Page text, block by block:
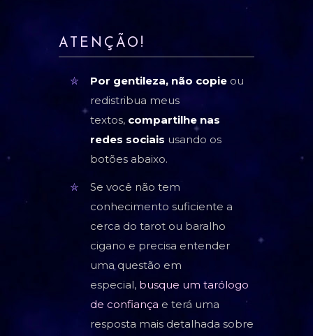
ATENÇÃO!
Por gentileza, não copie ou
redistribua meus
textos, compartilhe nas
redes sociais usando os
botões abaixo.
Se você não tem
conhecimento suficiente a
cerca do tarot ou baralho
cigano e precisa entender
uma questão em
especial, busque um tarólogo
de confiança e terá uma
resposta mais detalhada sobre